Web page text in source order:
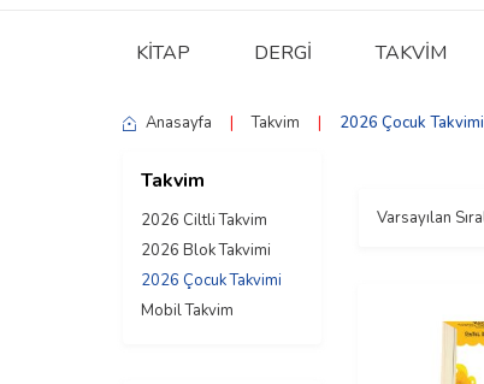
KITAP DERGI TAKVIM
Anasayfa | Takvim | 2026 Çocuk Takvimi
Takvim
2026 Ciltli Takvim
2026 Blok Takvimi
2026 Çocuk Takvimi
Mobil Takvim